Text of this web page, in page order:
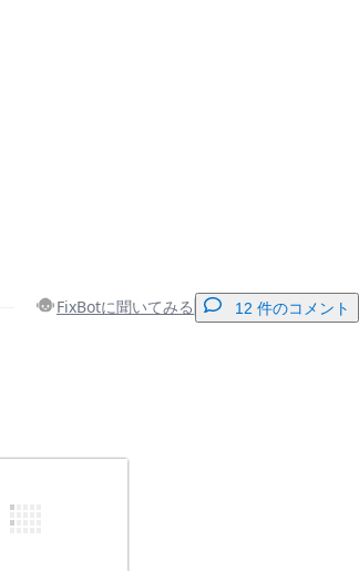
FixBotに聞いてみる 12 件のコメント